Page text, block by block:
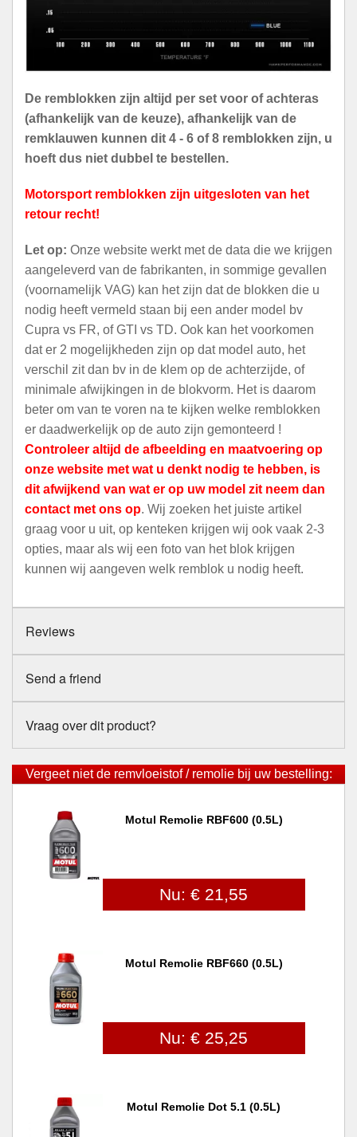
De remblokken zijn altijd per set voor of achteras
(afhankelijk van de keuze), afhankelijk van de
remklauwen kunnen dit 4 - 6 of 8 remblokken zijn, u
hoeft dus niet dubbel te bestellen.
Motorsport remblokken zijn uitgesloten van het
retour recht!
Let op: Onze website werkt met de data die we krijgen
aangeleverd van de fabrikanten, in sommige gevallen
(voornamelijk VAG) kan het zijn dat de blokken die u
nodig heeft vermeld staan bij een ander model bv
Cupra vs FR, of GTI vs TD. Ook kan het voorkomen
dat er 2 mogelijkheden zijn op dat model auto, het
verschil zit dan bv in de klem op de achterzijde, of
minimale afwijkingen in de blokvorm. Het is daarom
beter om van te voren na te kijken welke remblokken
er daadwerkelijk op de auto zijn gemonteerd !
Controleer altijd de afbeelding en maatvoering op
onze website met wat u denkt nodig te hebben, is
dit afwijkend van wat er op uw model zit neem dan
contact met ons op. Wij zoeken het juiste artikel
graag voor u uit, op kenteken krijgen wij ook vaak 2-3
opties, maar als wij een foto van het blok krijgen
kunnen wij aangeven welk remblok u nodig heeft.
Reviews
Send a friend
Vraag over dit product?
Vergeet niet de remvloeistof / remolie bij uw bestelling:
Motul Remolie RBF600 (0.5L)
Nu: € 21,55
Motul Remolie RBF660 (0.5L)
Nu: € 25,25
Motul Remolie Dot 5.1 (0.5L)